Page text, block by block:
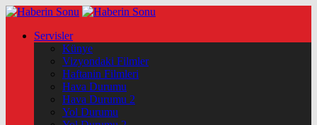
Servisler
Künye
Vizyondaki Filmler
Haftanin Filmleri
Hava Durumu
Hava Durumu 2
Yol Durumu